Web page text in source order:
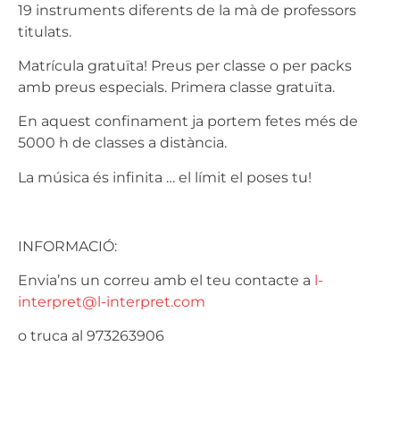
19 instruments diferents de la mà de professors
titulats.
Matrícula gratuïta! Preus per classe o per packs
amb preus especials. Primera classe gratuïta.
En aquest confinament ja portem fetes més de
5000 h de classes a distància.
La música és infinita … el límit el poses tu!
INFORMACIÓ:
Envia’ns un correu amb el teu contacte a l-
interpret@l-interpret.com
o truca al 973263906